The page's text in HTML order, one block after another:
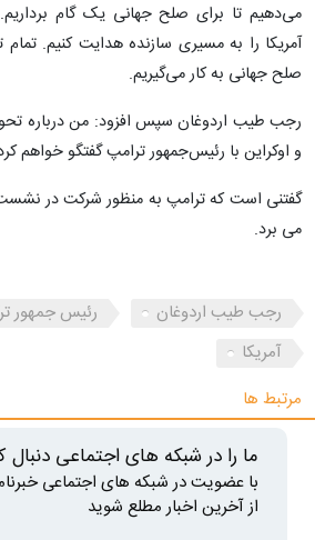
می‌دهیم تا برای صلح جهانی یک گام
آمریکا را به مسیری سازنده هدایت کنیم.
صلح جهانی به کار می‌گیریم.
رجب طیب اردوغان سپس افزود: من درباره
و اوکراین با رئیس‌جمهور ترامپ گفتگو خواهم
گفتنی است که ترامپ به منظور شرکت در نشست
می برد.
رجب طیب اردوغان رئیس جمهور
آمریکا
مرتبط ها
ما را در شبکه های اجتماعی دنبال
با عضویت در شبکه های اجتماعی
از آخرین اخبار مطلع شوید